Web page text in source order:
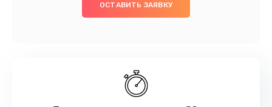
ОСТАВИТЬ ЗАЯВКУ